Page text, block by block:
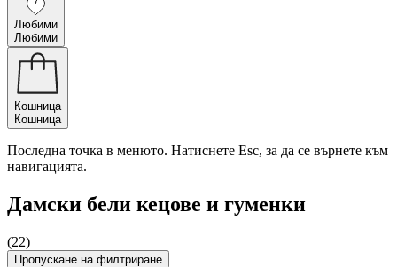
Любими
Любими
Кошница
Кошница
Последна точка в менюто. Натиснете Esc, за да се върнете към
навигацията.
Дамски бели кецове и гуменки
(22)
Пропускане на филтриране